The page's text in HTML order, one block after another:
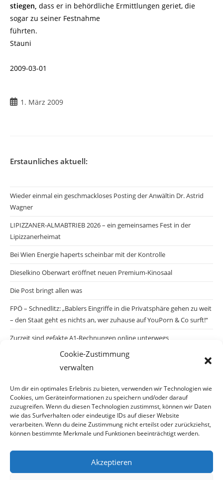
Cookie-Zustimmung
verwalten
Um dir ein optimales Erlebnis zu bieten, verwenden wir Technologien wie
Cookies, um Geräteinformationen zu speichern und/oder darauf
zuzugreifen. Wenn du diesen Technologien zustimmst, können wir Daten
wie das Surfverhalten oder eindeutige IDs auf dieser Website
verarbeiten. Wenn du deine Zustimmung nicht erteilst oder zurückziehst,
können bestimmte Merkmale und Funktionen beeinträchtigt werden.
Akzeptieren
stiegen, dass er in behördliche Ermittlungen geriet, die
sogar zu seiner Festnahme
führten.
Stauni
2009-03-01
Beitrag1. März 2009
Erstaunliches aktuell:
Wieder einmal ein geschmackloses Posting der Anwältin Dr. Astrid
Wagner
LIPIZZANER-ALMABTRIEB 2026 – ein gemeinsames Fest in der
Lipizzanerheimat
Bei Wien Energie haperts scheinbar mit der Kontrolle
Dieselkino Oberwart eröffnet neuen Premium-Kinosaal
Die Post bringt allen was
FPÖ – Schnedlitz: „Bablers Eingriffe in die Privatsphäre gehen zu weit
– den Staat geht es nichts an, wer zuhause auf YouPorn & Co surft!“
Zurzeit sind gefakte A1-Rechnungen online unterwegs
Salzburgs Juden und ihre Sicherheit: „Erst nach einem Anschlag wäre
die Gefahr endlich konkret!“
Biologisches Wunder in Ceuta
Ein vermeintliches Abschiebemärchen
Archiv